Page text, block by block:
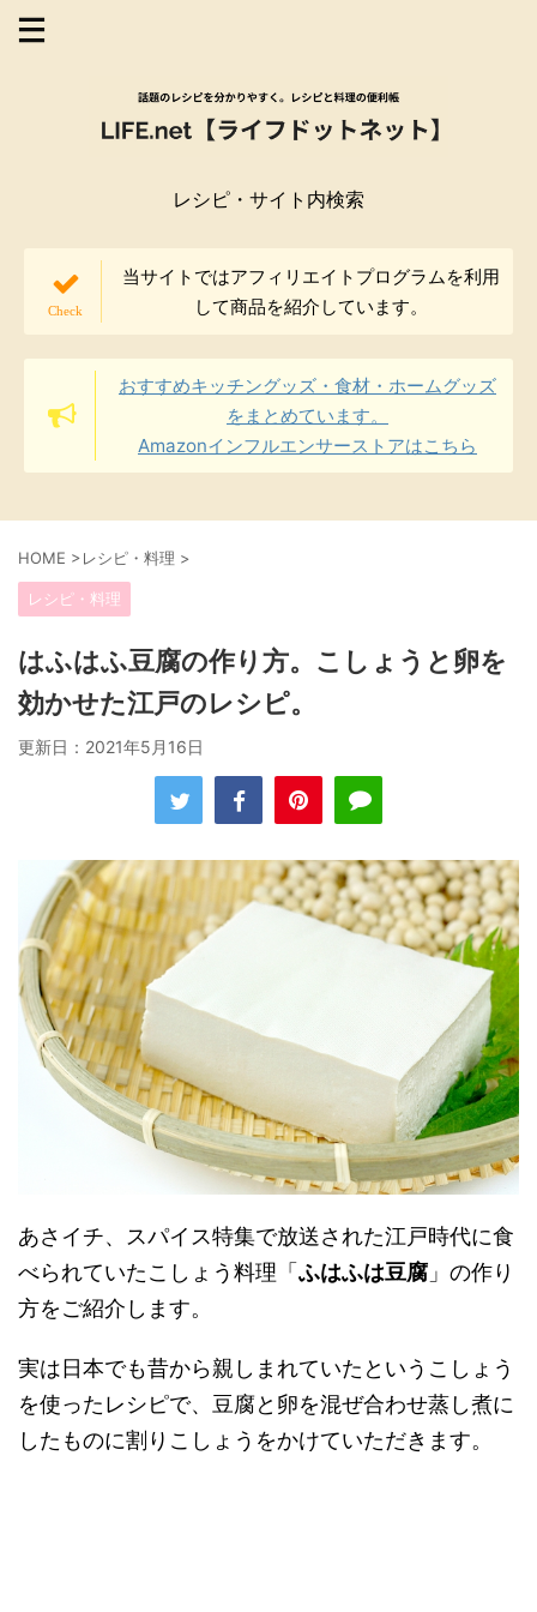
レシピ・サイト内検索
当サイトではアフィリエイトプログラムを利用
して商品を紹介しています。
おすすめキッチングッズ・食材・ホームグッズ
をまとめています。
Amazonインフルエンサーストアはこちら
HOME >レシピ・料理 >
レシピ・料理
はふはふ豆腐の作り方。こしょうと卵を
効かせた江戸のレシピ。
更新日： 2021年5月16日
あさイチ、スパイス特集で放送された江戸時代に食
べられていたこしょう料理「 ふはふは豆腐 」の作り
方をご紹介します。
実は日本でも昔から親しまれていたというこしょう
を使ったレシピで、豆腐と卵を混ぜ合わせ蒸し煮に
したものに割りこしょうをかけていただきます。